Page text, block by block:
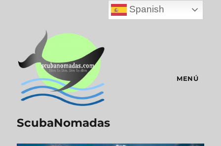
ScubaNomadas
MENÚ
Spanish